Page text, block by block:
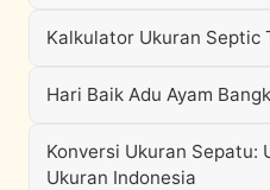
Kalkulator Ukuran Septic
Hari Baik Adu Ayam
Konversi Ukuran Sepatu:
Ukuran Indonesia